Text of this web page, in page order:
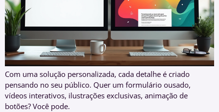
Com uma solução personalizada, cada detalhe é criado
pensando no seu público. Quer um formulário ousado,
vídeos interativos, ilustrações exclusivas, animação de
botões? Você pode.